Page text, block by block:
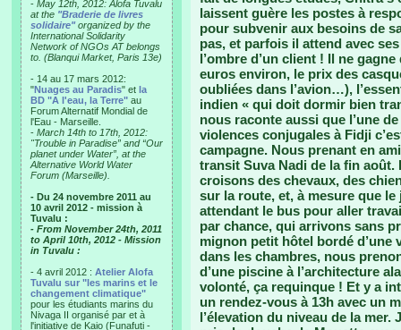
- May 12th, 2012: Alofa Tuvalu
at the "Braderie de livres
solidaire"organized by the
International Solidarity
Network of NGOs AT belongs
to. (Blanqui Market, Paris 13e)
- 14 au 17 mars 2012:
"Nuages au Paradis" et la
BD "A l'eau, la Terre" au
Forum Alternatif Mondial de
l'Eau - Marseille.
- March 14th to 17th, 2012:
"Trouble in Paradise” and “Our
planet under Water”, at the
Alternative World Water
Forum (Marseille).
- Du 24 novembre 2011 au
10 avril 2012 - mission à
Tuvalu :
- From November 24th, 2011
to April 10th, 2012 - Mission
in Tuvalu :
- 4 avril 2012 : Atelier Alofa
Tuvalu sur "les marins et le
changement climatique"
pour les étudiants marins du
Nivaga II organisé par et à
l'initiative de Kaio (Funafuti -
laissent guère les postes à
pour subvenir aux besoins de
pas, et parfois il attend avec
l’ombre d’un client ! Il ne
euros environ, le prix des
oubliées dans l’avion…),
indien « qui doit dormir bien
nous raconte aussi que l’une
violences conjugales à Fidji
campagne. Nous prenant en
transit Suva Nadi de la fin
croisons des chevaux, des
sur la route, et, à mesure que
attendant le bus pour aller
par chance, qui arrivons sans
mignon petit hôtel bordé d’une
dans les chambres, nous
d’une piscine à l’architecture
volonté, ça requinque ! Et y a
un rendez-vous à 13h avec un
l’élevation du niveau de la mer.